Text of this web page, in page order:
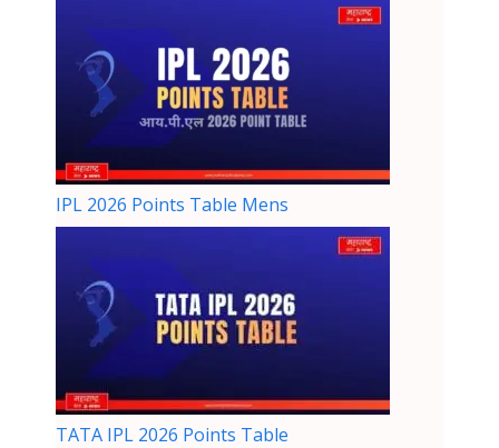
IPL 2026 Points Table Mens
TATA IPL 2026 Points Table